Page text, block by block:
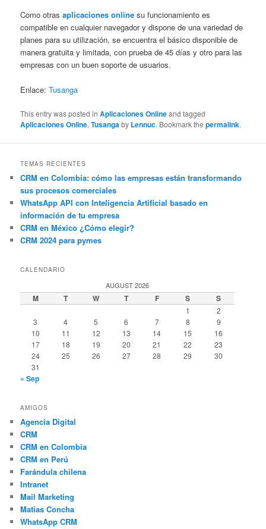
Como otrasaplicaciones online su funcionamiento es
compatible en cualquier navegador y dispone de una variedad de
planes para su utilización, se encuentra el básico disponible de
manera gratuita y limitada, con prueba de 45 días y otro para las
empresas con un buen soporte de usuarios.
Enlace:Tusanga
This entry was posted inAplicaciones Onlineand tagged
Aplicaciones Online,Tusangaby Lennuc. Bookmark thepermalink.
TEMAS RECIENTES
CRM en Colombia: cómo las empresas están transformando
sus procesos comerciales
WhatsApp API con Inteligencia Artificial basado en
información de tu empresa
CRM en México ¿Cómo elegir?
CRM 2024 para pymes
CALENDARIO
AUGUST 2026
M T W T F S S
1
2
3
4 5 6 7 8
9
10
11 12 13 14 15
16
17
18 19 20 21 22
23
24
25 26 27 28 29
30
31
« Sep
AMIGOS
Agencia Digital
CRM
CRM en Colombia
CRM en Perú
Farándula chilena
Intranet
Mail Marketing
Matias Concha
WhatsApp CRM